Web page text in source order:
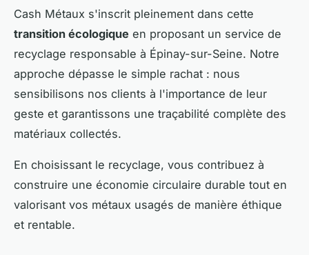
Cash Métaux s'inscrit pleinement dans cette
transition écologique en proposant un service de
recyclage responsable à Épinay-sur-Seine. Notre
approche dépasse le simple rachat : nous
sensibilisons nos clients à l'importance de leur
geste et garantissons une traçabilité complète des
matériaux collectés.
En choisissant le recyclage, vous contribuez à
construire une économie circulaire durable tout en
valorisant vos métaux usagés de manière éthique
et rentable.